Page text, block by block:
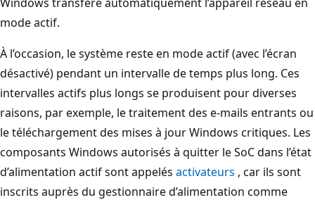
mode actif.
À l’occasion, le système reste en mode actif (avec l’écran
désactivé) pendant un intervalle de temps plus long. Ces
intervalles actifs plus longs se produisent pour diverses
raisons, par exemple, le traitement des e-mails entrants ou
le téléchargement des mises à jour Windows critiques. Les
composants Windows autorisés à quitter le SoC dans l’état
d’alimentation actif sont appelés activateurs , car ils sont
inscrits auprès du gestionnaire d’alimentation comme